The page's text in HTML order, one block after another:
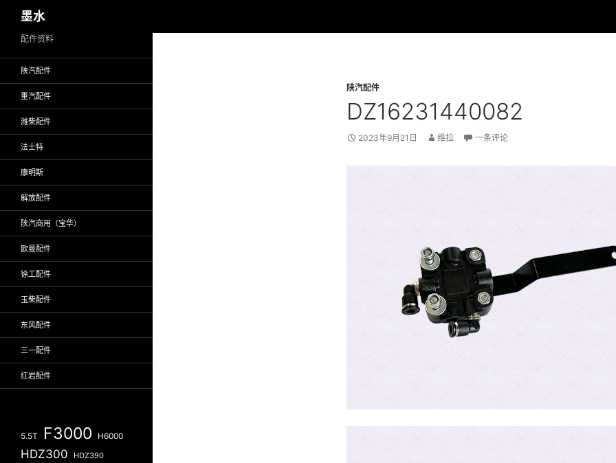
至
墨水
陕汽配件
DZ16231440082
2023年9月21日 维拉 一条评论
配件资料
陕汽配件
重汽配件
潍柴配件
法士特
康明斯
解放配件
陕汽商用（宝华）
欧曼配件
徐工配件
玉柴配件
东风配件
三一配件
红岩配件
5.5T F3000 H6000
HDZ300 HDZ390